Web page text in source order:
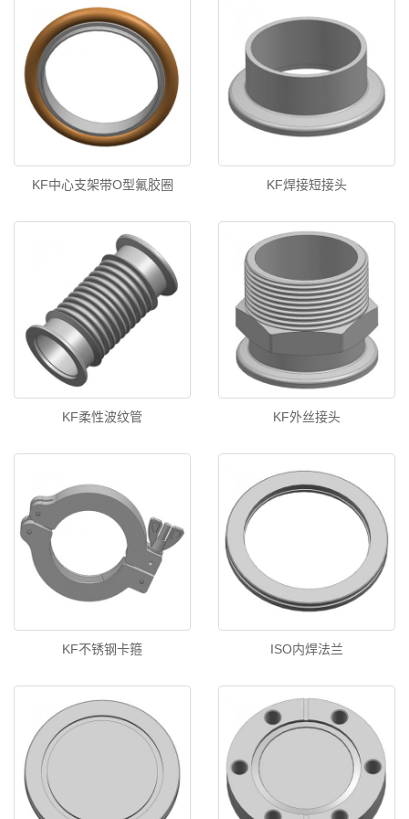
KF中心支架带O型氟胶圈 KF焊接短接头
KF柔性波纹管 KF外丝接头
KF不锈钢卡箍 ISO内焊法兰